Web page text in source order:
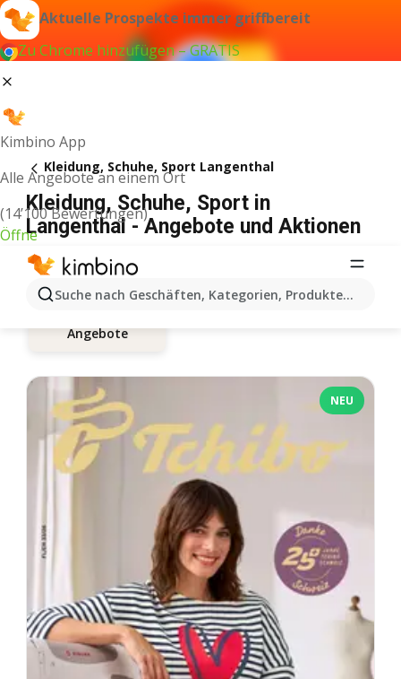
Aktuelle Prospekte immer griffbereit
Zu Chrome hinzufügen – GRATIS
Kimbino App
Alle Angebote an einem Ort
(14’100 Bewertungen)
Öffne
Suche nach Geschäften, Kategorien, Produkten...
Kleidung, Schuhe, Sport Langenthal
Kleidung, Schuhe, Sport in
Langenthal - Angebote und Aktionen
Angebote
NEU